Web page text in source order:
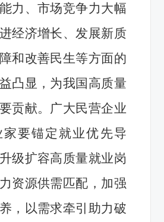
力、市场竞争力大幅
经济增长、发展新质
和改善民生等方面的
凸显，为我国高质量
贡献。广大民营企业
要锚定就业优先导
级扩容高质量就业岗
资源供需匹配，加强
，以需求牵引助力破